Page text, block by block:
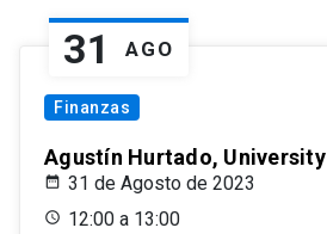
31 AGO
Finanzas
Agustín Hurtado,
31 de Agosto de 2023
12:00 a 13:00